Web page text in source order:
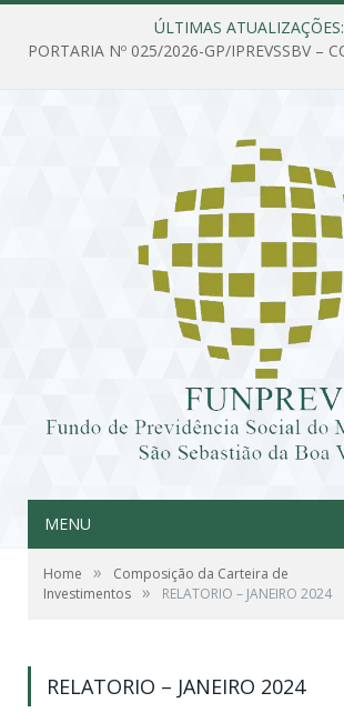
ÚLTIMAS ATUALIZAÇÕES:
MENU
Home »
Composição da Carteira de
Investimentos » RELATORIO – JANEIRO 2024
RELATORIO – JANEIRO 2024